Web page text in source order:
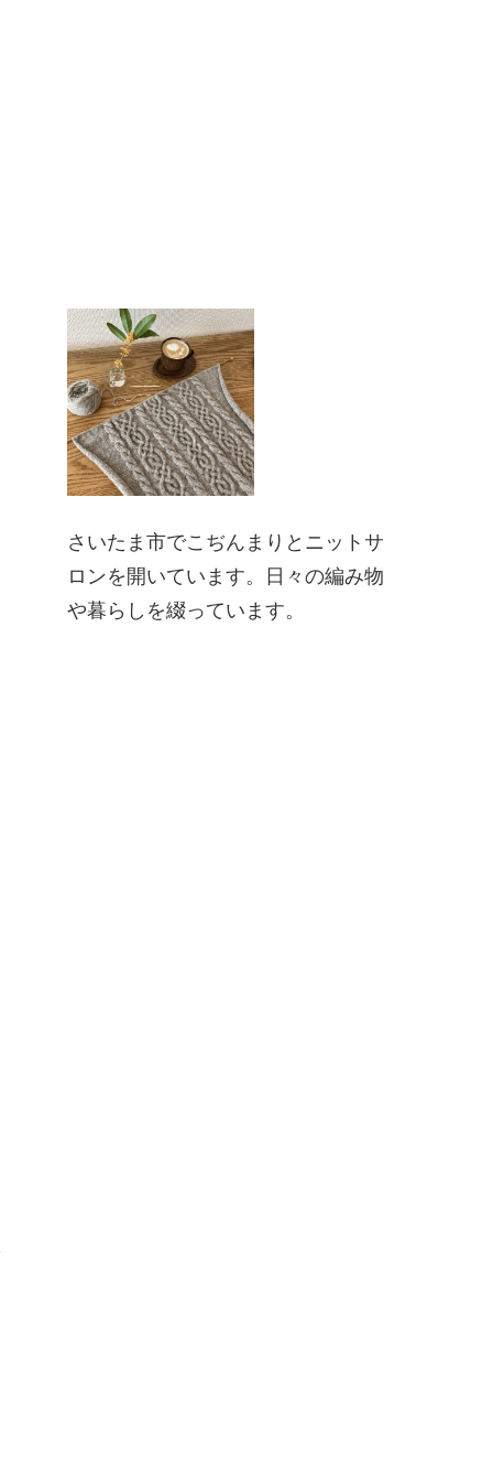
さいたま市でこぢんまりとニットサ
ロンを開いています。日々の編み物
や暮らしを綴っています。